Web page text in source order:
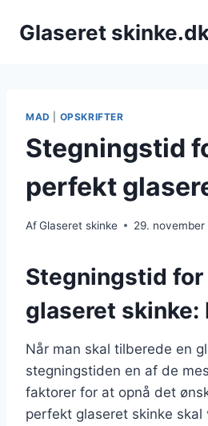
Glaseret
MAD OPSKRIFTER
Stegningstid
perfekt
AfGlaseret skinke 29. november
Stegningstid
glaseret skinke:
Når man skal tilberede en
stegningstiden en af de
faktorer for at opnå det
perfekt glaseret skinke